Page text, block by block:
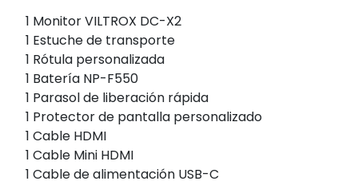
1 Monitor VILTROX DC-X2
1 Estuche de transporte
1 Rótula personalizada
1 Batería NP-F550
1 Parasol de liberación rápida
1 Protector de pantalla personalizado
1 Cable HDMI
1 Cable Mini HDMI
1 Cable de alimentación USB-C